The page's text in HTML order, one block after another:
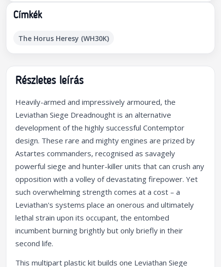
Címkék
The Horus Heresy (WH30K)
Részletes leírás
Heavily-armed and impressively armoured, the
Leviathan Siege Dreadnought is an alternative
development of the highly successful Contemptor
design. These rare and mighty engines are prized by
Astartes commanders, recognised as savagely
powerful siege and hunter-killer units that can crush any
opposition with a volley of devastating firepower. Yet
such overwhelming strength comes at a cost – a
Leviathan's systems place an onerous and ultimately
lethal strain upon its occupant, the entombed
incumbent burning brightly but only briefly in their
second life.
This multipart plastic kit builds one Leviathan Siege